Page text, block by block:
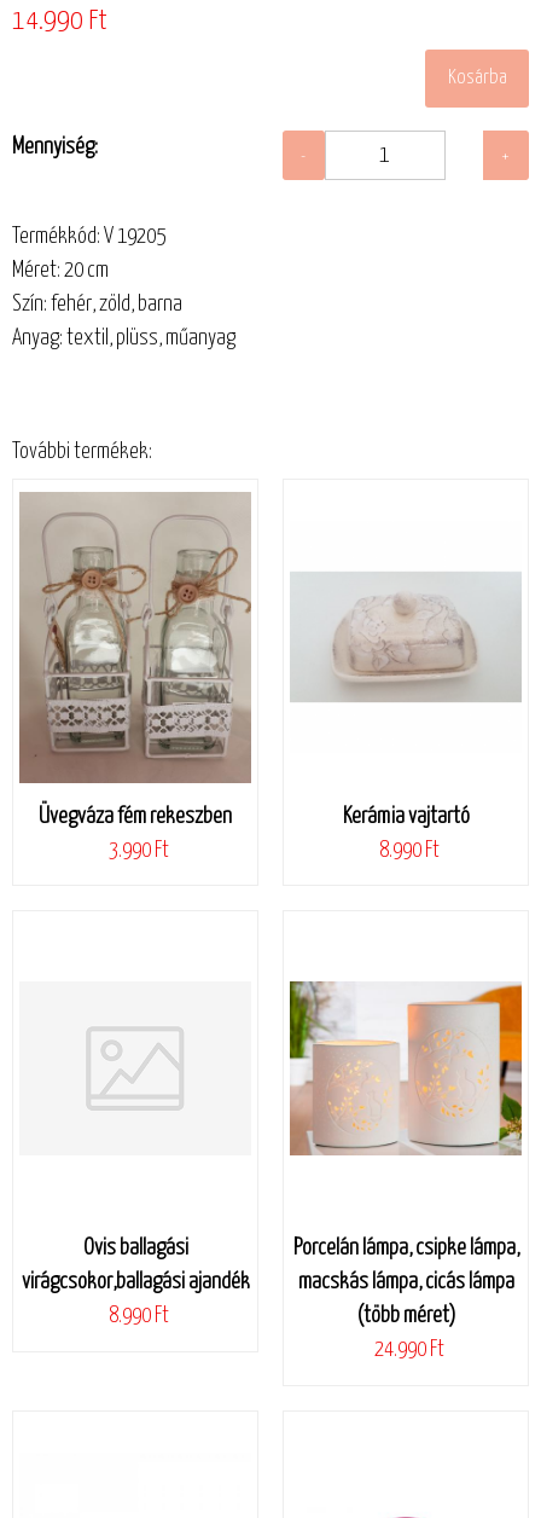
14.990 Ft
Mennyiség:
Termékkód: V 19205
Méret: 20 cm
Szín: fehér, zöld, barna
Anyag: textil, plüss, műanyag
További termékek:
Üvegváza fém rekeszben
3.990 Ft
Kerámia vajtartó
8.990 Ft
Ovis ballagási
virágcsokor,ballagási ajandék
8.990 Ft
Porcelán lámpa, csipke lámpa,
macskás lámpa, cicás lámpa
(több méret)
24.990 Ft